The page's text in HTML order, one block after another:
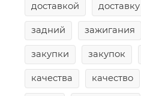
доставкой доставку
задний зажигания
закупки закупок
качества качество